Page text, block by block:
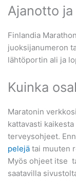
Ajanotto
Finlandia
juoksijanumeron
lähtöportin ali ja
Kuinka
Maratonin
kattavasti
terveysohjeet.
pelejä tai muuten
Myös ohjeet itse
saatavilla